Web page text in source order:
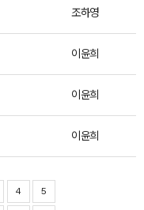
조하영
이윤희
이윤희
이윤희
4 5